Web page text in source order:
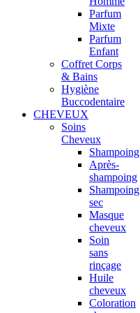
Parfum
Mixte
Parfum
Enfant
Coffret Corps
& Bains
Hygiène
Buccodentaire
CHEVEUX
Soins
Cheveux
Shampoing
Après-
shampoing
Shampoing
sec
Masque
cheveux
Soin
sans
rinçage
Huile
cheveux
Coloration